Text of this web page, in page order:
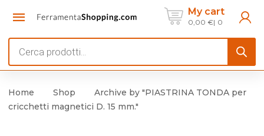
My cart
0,00 € 0
search
Home Shop
Archive by "PIASTRINA TONDA per
cricchetti magnetici D. 15 mm."